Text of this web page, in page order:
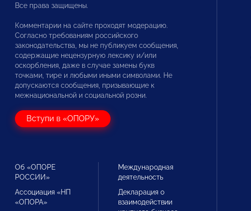
Все права защищены.
Комментарии на сайте проходят модерацию.
Согласно требованиям российского
законодательства, мы не публикуем сообщения,
содержащие нецензурную лексику и/или
оскорбления, даже в случае замены букв
точками, тире и любыми иными символами. Не
допускаются сообщения, призывающие к
межнациональной и социальной розни.
Вступи в «ОПОРУ»
Об «ОПОРЕ
РОССИИ»
Ассоциация «НП
«ОПОРА»
Международная
деятельность
Декларация о
взаимодействии